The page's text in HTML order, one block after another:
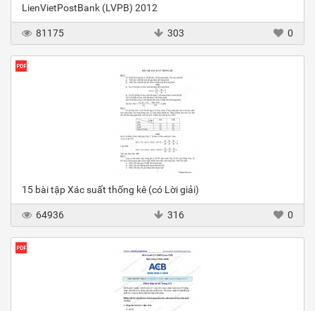
LienVietPostBank (LVPB) 2012
81175 303 0
15 bài tập Xác suất thống kê (có Lời giải)
64936 316 0